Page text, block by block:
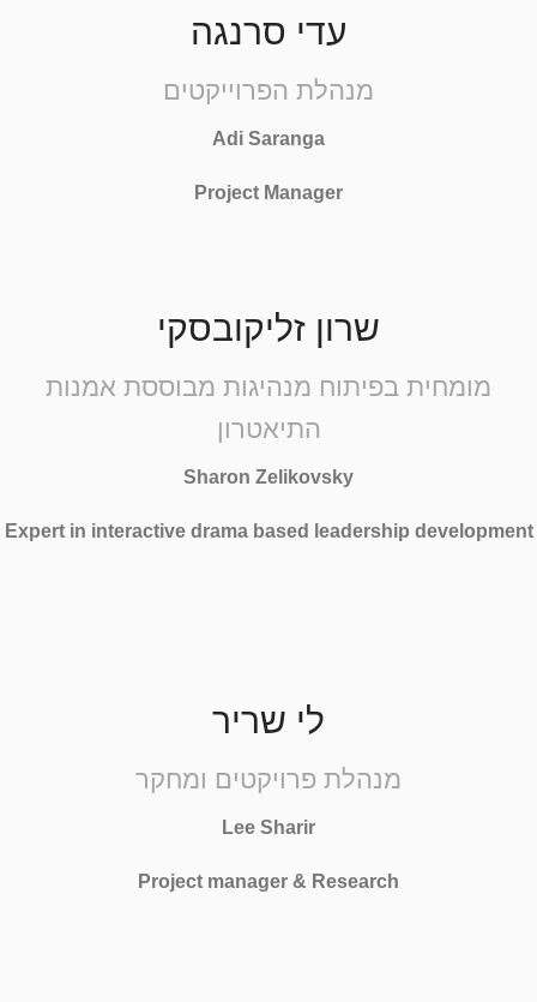
עדי סרנגה
מנהלת הפרוייקטים
Adi Saranga
Project Manager
שרון זליקובסקי
מומחית בפיתוח מנהיגות מבוססת אמנות
התיאטרון
Sharon Zelikovsky
Expert in interactive drama based leadership development
לי שריר
מנהלת פרויקטים ומחקר
Lee Sharir
Project manager & Research